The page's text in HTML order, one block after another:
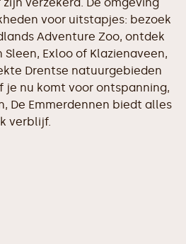
voor uitstapjes: bezoek
Adventure Zoo, ontdek
Exloo of Klazienaveen,
Drentse natuurgebieden
je nu komt voor ontspanning,
De Emmerdennen biedt alles
verblijf.